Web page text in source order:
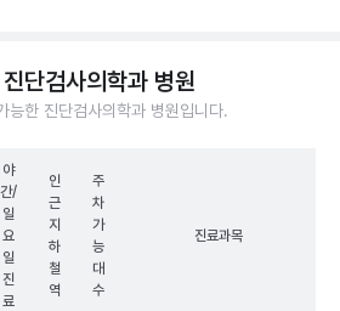
단검사의학과 병원
능한 진단검사의학과 병원입니다.
야
간/
일
요
일
진
료
인
근
지
하
철
역
주
차
가
능
대
수
진료과목